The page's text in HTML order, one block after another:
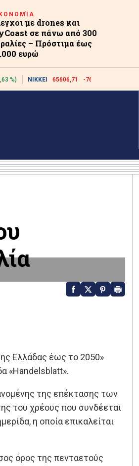
με drones και
σε πάνω από 300
– Πρόστιμα έως
ευρώ
%) NIKKEI 65606,71 -76,55 (-0,12 %)
Ελλάδας έως το 2050»
«Handelsblatt».
της επέκτασης των
του χρέους που συνδέεται
η οποία επικαλείται
όρος της πενταετούς